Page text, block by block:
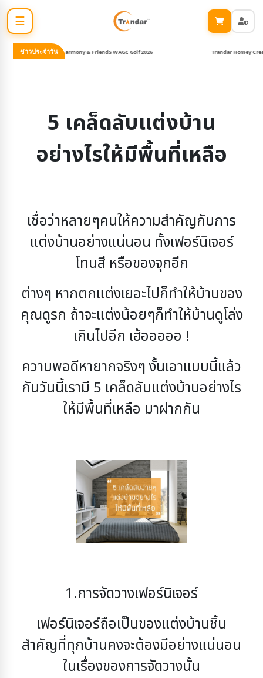
☰
ข่าวประจำวัน
Trandar ลุย Harmony & FriendS WAGC Golf 2026 Trandar Homey
5 เคล็ดลับแต่งบ้าน
อย่างไรให้มีพื้นที่เหลือ
เชื่อว่าหลายๆคนให้ความสำคัญกับการ
แต่งบ้านอย่างแน่นอน ทั้งเฟอร์นิเจอร์
โทนสี หรือของจุกอีก
ต่างๆ หากตกแต่งเยอะไปก็ทำให้บ้านของ
คุณดูรก ถ้าจะแต่งน้อยๆก็ทำให้บ้านดูโล่ง
เกินไปอีก เฮ้อออออ !
ความพอดีหายากจริงๆ งั้นเอาแบบนี้แล้ว
กันวันนี้เรามี 5 เคล็ดลับแต่งบ้านอย่างไร
ให้มีพื้นที่เหลือ มาฝากกัน
1.การจัดวางเฟอร์นิเจอร์
เฟอร์นิเจอร์ถือเป็นของแต่งบ้านชิ้น
สำคัญที่ทุกบ้านคงจะต้องมีอย่างแน่นอน
ในเรื่องของการจัดวางนั้น